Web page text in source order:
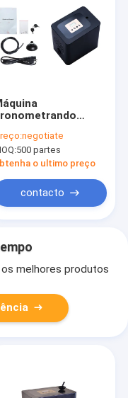
aroma 0.5L para a
de reunião
negotiate
500 partes
o ultimo preço
contacto
melhores produtos